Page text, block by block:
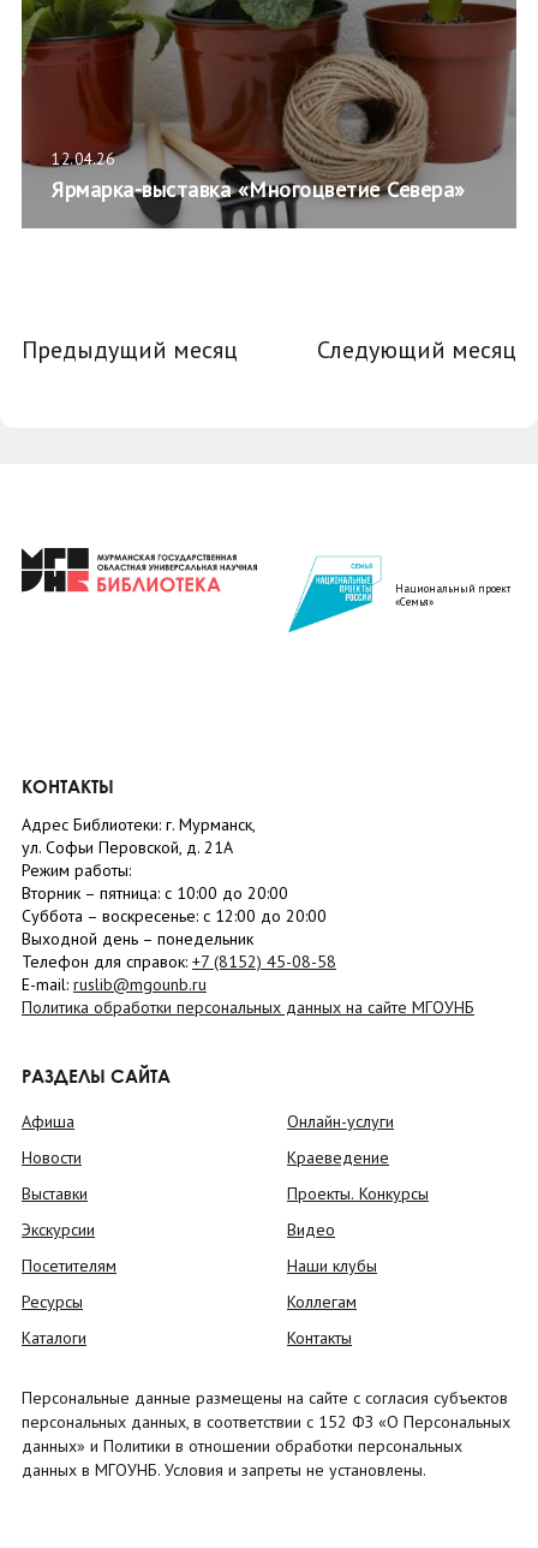
12.04.26
Ярмарка-выставка «Многоцветие Севера»
Предыдущий месяц Следующий месяц
Национальный проект
«Семья»
КОНТАКТЫ
Адрес Библиотеки: г. Мурманск,
ул. Софьи Перовской, д. 21А
Режим работы:
Вторник – пятница: с 10:00 до 20:00
Суббота – воскресенье: c 12:00 до 20:00
Выходной день – понедельник
Телефон для справок: +7 (8152) 45-08-58
E-mail: ruslib@mgounb.ru
Политика обработки персональных данных на сайте МГОУНБ
РАЗДЕЛЫ САЙТА
Афиша
Новости
Выставки
Экскурсии
Посетителям
Ресурсы
Каталоги
Онлайн-услуги
Краеведение
Проекты. Конкурсы
Видео
Наши клубы
Коллегам
Контакты
Персональные данные размещены на сайте с согласия субъектов
персональных данных, в соответствии с 152 ФЗ «О Персональных
данных» и Политики в отношении обработки персональных
данных в МГОУНБ. Условия и запреты не установлены.